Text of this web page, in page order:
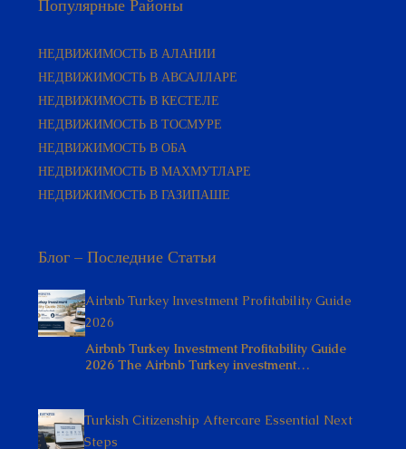
Популярные Районы
НЕДВИЖИМОСТЬ В АЛАНИИ
НЕДВИЖИМОСТЬ В АВСАЛЛАРЕ
НЕДВИЖИМОСТЬ В КЕСТЕЛЕ
НЕДВИЖИМОСТЬ В ТОСМУРЕ
НЕДВИЖИМОСТЬ В ОБА
НЕДВИЖИМОСТЬ В МАХМУТЛАРЕ
НЕДВИЖИМОСТЬ В ГАЗИПАШЕ
Блог – Последние Статьи
Airbnb Turkey Investment Profitability Guide
2026
Airbnb Turkey Investment Profitability Guide
2026 The Airbnb Turkey investment…
Turkish Citizenship Aftercare Essential Next